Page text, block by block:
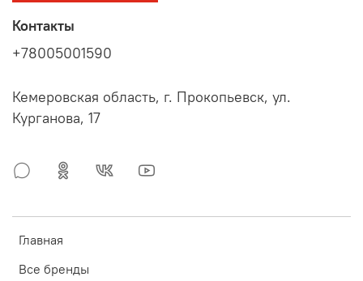
Главная
Все бренды
Контакты
+78005001590
Кемеровская область, г. Прокопьевск, ул.
Курганова, 17